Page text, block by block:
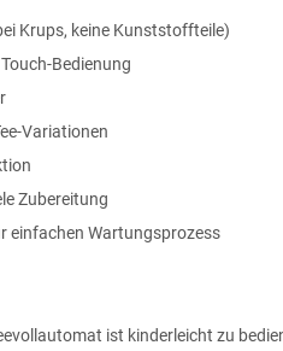
Krups, keine Kunststoffteile)
Bedienung
Variationen
Zubereitung
einfachen Wartungsprozess
ist kinderleicht zu